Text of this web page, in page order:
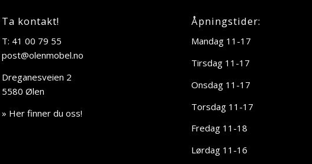
Ta kontakt!
T: 41 00 79 55
post@olenmobel.no
Dreganesveien 2
5580 Ølen
» Her finner du oss!
Åpningstider:
Mandag 11-17
Tirsdag 11-17
Onsdag 11-17
Torsdag 11-17
Fredag 11-18
Lørdag 11-16